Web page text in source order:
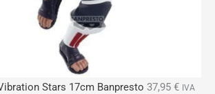
Stars 17cm Banpresto 37,95 € IVA